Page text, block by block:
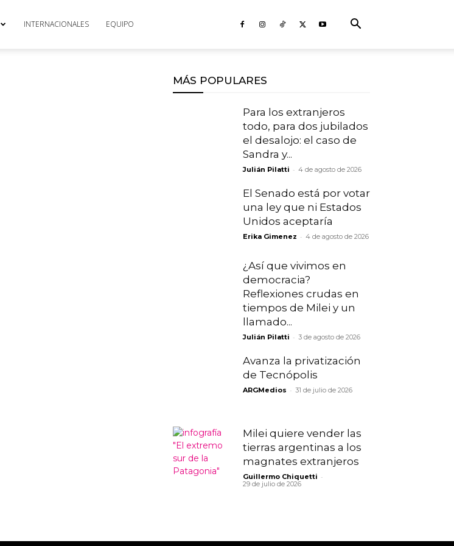
INTERNACIONALES EQUIPO
MÁS POPULARES
Para los extranjeros
todo, para dos jubilados
el desalojo: el caso de
Sandra y...
Julián Pilatti - 4 de agosto de 2026
El Senado está por votar
una ley que ni Estados
Unidos aceptaría
Erika Gimenez - 4 de agosto de 2026
¿Así que vivimos en
democracia?
Reflexiones crudas en
tiempos de Milei y un
llamado...
Julián Pilatti - 3 de agosto de 2026
Avanza la privatización
de Tecnópolis
ARGMedios - 31 de julio de 2026
Milei quiere vender las
tierras argentinas a los
magnates extranjeros
Guillermo Chiquetti -
29 de julio de 2026